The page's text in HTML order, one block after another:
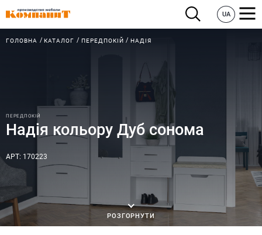
UA
ГОЛОВНА КАТАЛОГ ПЕРЕДПОКІЙ НАДІЯ
ПЕРЕДПОКІЙ
Надія кольору Дуб сонома
АРТ: 170223
РОЗГОРНУТИ